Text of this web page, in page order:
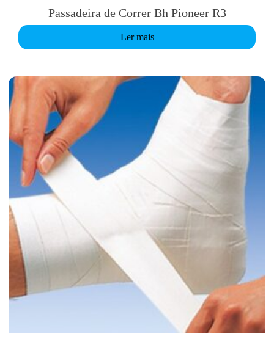
Passadeira de Correr Bh Pioneer R3
Ler mais